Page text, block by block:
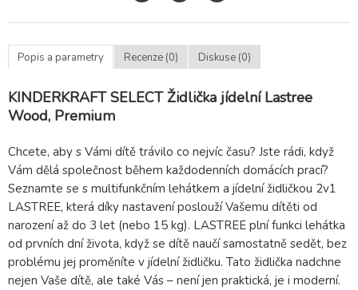
Popis a parametry Recenze (0) Diskuse (0)
KINDERKRAFT SELECT Židlička jídelní Lastree
Wood, Premium
Chcete, aby s Vámi dítě trávilo co nejvíc času? Jste rádi, když
Vám dělá společnost během každodenních domácích prací?
Seznamte se s multifunkčním lehátkem a jídelní židličkou 2v1
LASTREE, která díky nastavení poslouží Vašemu dítěti od
narození až do 3 let (nebo 15 kg). LASTREE plní funkci lehátka
od prvních dní života, když se dítě naučí samostatně sedět, bez
problému jej proměníte v jídelní židličku. Tato židlička nadchne
nejen Vaše dítě, ale také Vás – není jen praktická, je i moderní.